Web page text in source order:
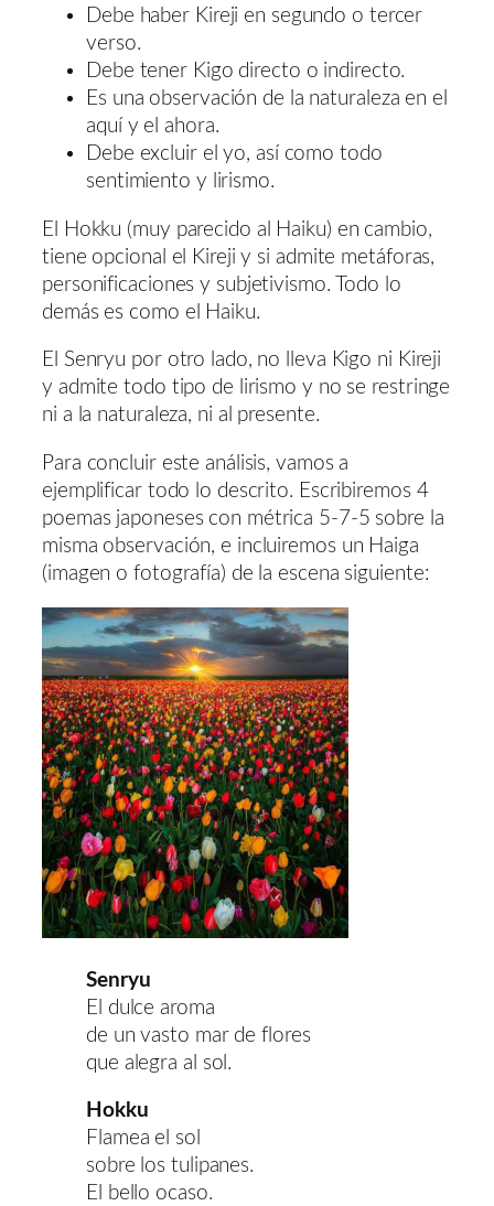
Debe haber Kireji en segundo o tercer
verso.
Debe tener Kigo directo o indirecto.
Es una observación de la naturaleza en el
aquí y el ahora.
Debe excluir el yo, así como todo
sentimiento y lirismo.
El Hokku (muy parecido al Haiku) en cambio,
tiene opcional el Kireji y si admite metáforas,
personificaciones y subjetivismo. Todo lo
demás es como el Haiku.
El Senryu por otro lado, no lleva Kigo ni Kireji
y admite todo tipo de lirismo y no se restringe
ni a la naturaleza, ni al presente.
Para concluir este análisis, vamos a
ejemplificar todo lo descrito. Escribiremos 4
poemas japoneses con métrica 5-7-5 sobre la
misma observación, e incluiremos un Haiga
(imagen o fotografía) de la escena siguiente:
Senryu
El dulce aroma
de un vasto mar de flores
que alegra al sol.
Hokku
Flamea el sol
sobre los tulipanes.
El bello ocaso.